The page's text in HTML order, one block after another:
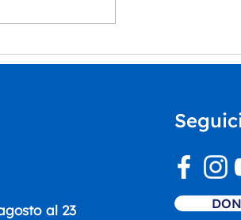
Dipartimento Educazione
al 23